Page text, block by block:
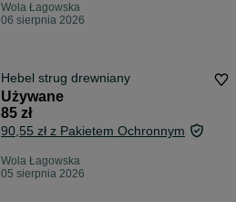
Wola Łagowska
06 sierpnia 2026
Hebel strug drewniany
Używane
85 zł
90,55 zł z Pakietem Ochronnym
Wola Łagowska
05 sierpnia 2026